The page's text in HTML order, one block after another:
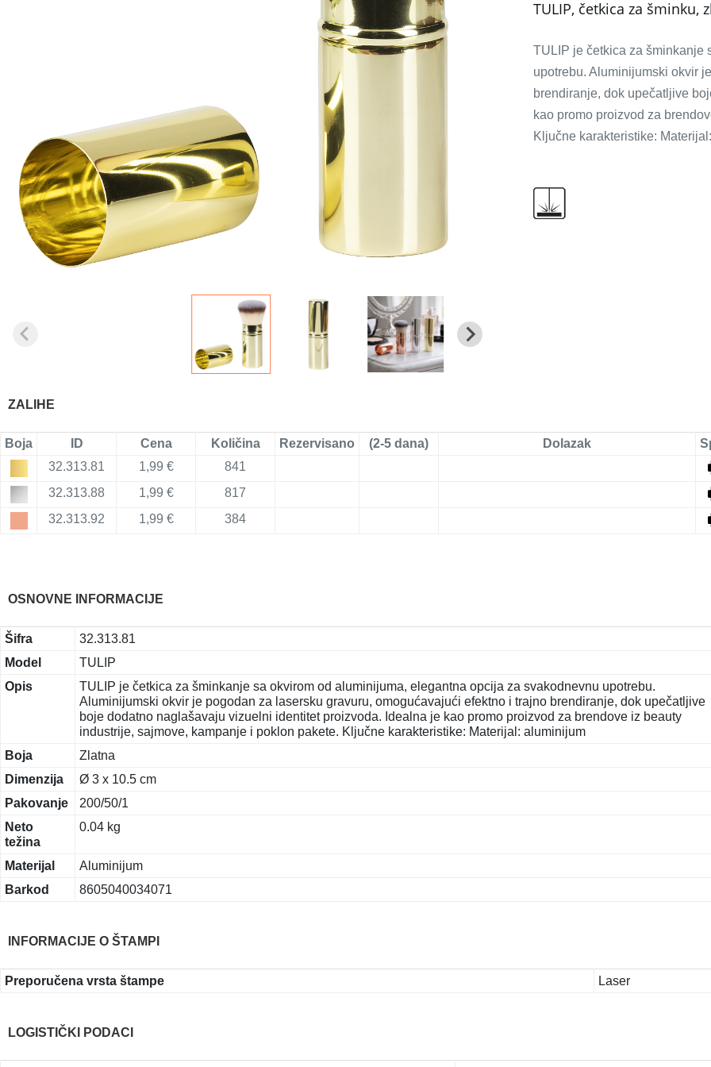
TULIP, četkica za šminku,
TULIP je četkica za šminkanje
upotrebu. Aluminijumski okvir
brendiranje, dok upečatljive
kao promo proizvod za
Ključne karakteristike:
ZALIHE
Boja ID Cena Količina Rezervisano (2-5 dana) Dolazak
32.313.81
1,99 €
841
32.313.88
1,99 €
817
32.313.92
1,99 € 384
OSNOVNE INFORMACIJE
Šifra
32.313.81
Model
TULIP
Opis
TULIP je četkica za šminkanje sa okvirom od aluminijuma, elegantna opcija za svakodnevnu upotrebu.
Aluminijumski okvir je pogodan za lasersku gravuru, omogućavajući efektno i trajno brendiranje, dok upečatljive
boje dodatno naglašavaju vizuelni identitet proizvoda. Idealna je kao promo proizvod za brendove iz beauty
industrije, sajmove, kampanje i poklon pakete. Ključne karakteristike: Materijal: aluminijum
Boja
Zlatna
Dimenzija
Ø 3 x 10.5 cm
Pakovanje
200/50/1
Neto
težina
0.04 kg
Materijal
Aluminijum
Barkod
8605040034071
INFORMACIJE O ŠTAMPI
Preporučena vrsta štampe Laser
LOGISTIČKI PODACI